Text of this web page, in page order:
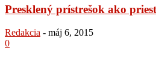
Presklený prístrešok ako
Redakcia - máj 6, 2015
0